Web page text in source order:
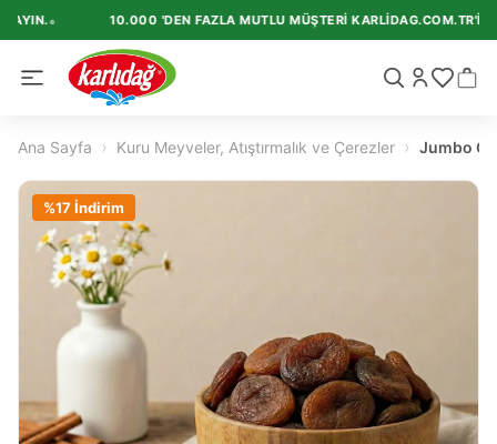
• 10.000 'DEN FAZLA MUTLU MÜŞTERI KARLIDAG.COM.TR'I
Ana Sayfa › Kuru Meyveler, Atıştırmalık ve Çerezler › Jumbo
%17İndirim